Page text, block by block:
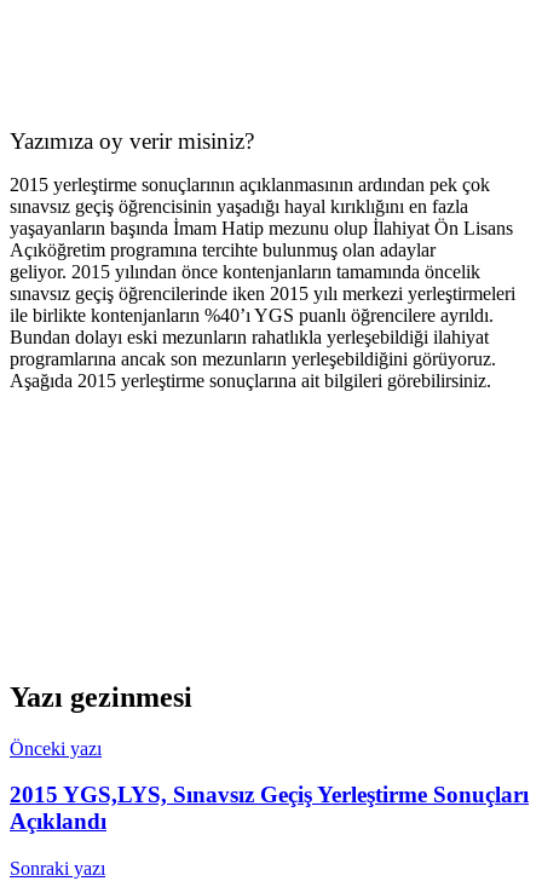
Yazımıza oy verir misiniz?
2015 yerleştirme sonuçlarının açıklanmasının ardından pek çok
sınavsız geçiş öğrencisinin yaşadığı hayal kırıklığını en fazla
yaşayanların başında İmam Hatip mezunu olup İlahiyat Ön Lisans
Açıköğretim programına tercihte bulunmuş olan adaylar
geliyor. 2015 yılından önce kontenjanların tamamında öncelik
sınavsız geçiş öğrencilerinde iken 2015 yılı merkezi yerleştirmeleri
ile birlikte kontenjanların %40’ı YGS puanlı öğrencilere ayrıldı.
Bundan dolayı eski mezunların rahatlıkla yerleşebildiği ilahiyat
programlarına ancak son mezunların yerleşebildiğini görüyoruz.
Aşağıda 2015 yerleştirme sonuçlarına ait bilgileri görebilirsiniz.
Yazı gezinmesi
Önceki yazı
2015 YGS,LYS, Sınavsız Geçiş Yerleştirme Sonuçları
Açıklandı
Sonraki yazı